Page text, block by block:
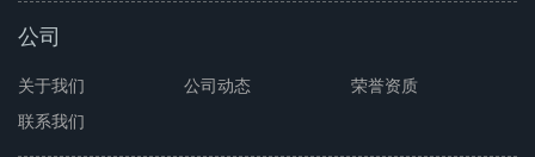
公司
关于我们 公司动态
荣誉资质
联系我们